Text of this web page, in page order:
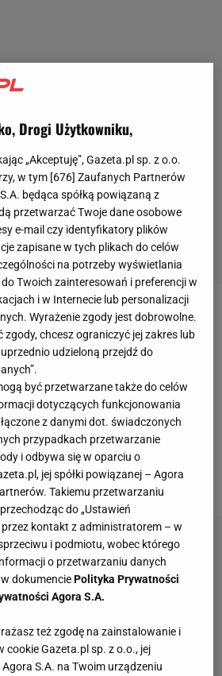
powołany na wrześniowe
Polski, w trakcie którego
mecze w eliminacjach MŚ
Marino i Anglii. Były zawodnik
w pierwszym meczu Polski
na pozytywny wynik na
Na domiar złego Klich
COVID-19.
Drogi Użytkowniku,
„Akceptuję”, Gazeta.pl sp. z o.o.
w tym [676] Zaufanych Partnerów
będąca spółką powiązaną z
przetwarzać Twoje dane osobowe
e-mail czy identyfikatory plików
zapisane w tych plikach do celów
na potrzeby wyświetlania
Twoich zainteresowań i preferencji w
i w Internecie lub personalizacji
Wyrażenie zgody jest dobrowolne.
zgody, chcesz ograniczyć jej zakres lub
udzieloną przejdź do
być przetwarzane także do celów
dotyczących funkcjonowania
z danymi dot. świadczonych
przypadkach przetwarzanie
i odbywa się w oparciu o
jej spółki powiązanej – Agora
Takiemu przetwarzaniu
do „Ustawień
kontakt z administratorem – w
i podmiotu, wobec którego
o przetwarzaniu danych
dokumenciePolityka Prywatności
Agora S.A.
też zgodę na zainstalowanie i
cookie Gazeta.pl sp. z o.o., jej
S.A. na Twoim urządzeniu